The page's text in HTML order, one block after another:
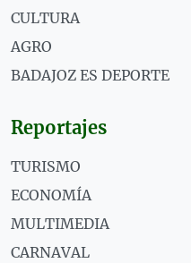
CULTURA
AGRO
BADAJOZ ES DEPORTE
Reportajes
TURISMO
ECONOMÍA
MULTIMEDIA
CARNAVAL